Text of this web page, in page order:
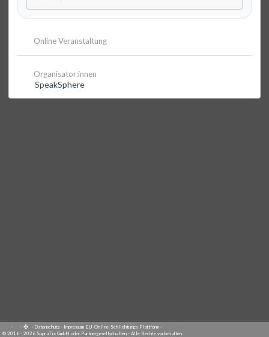
Online Veranstaltung
Organisator:innen
SpeakSphere
· · · Datenschutz · Impressum EU-Online-Schlichtungs-Plattform ·
© 2016 - 2026 SupraTix GmbH oder Partnergesellschaften - Alle Rechte vorbehalten.